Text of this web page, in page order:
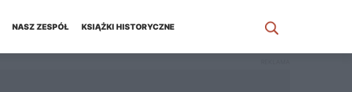
NASZ ZESPÓŁ KSIĄŻKI HISTORYCZNE